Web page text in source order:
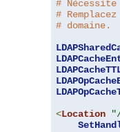
# Nécessite
#
# domaine.
<Location